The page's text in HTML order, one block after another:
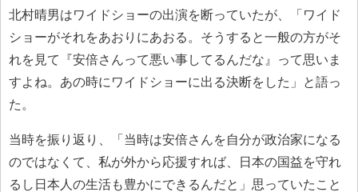
北村晴男はワイドショーの出演を断っていたが、「ワイド
ショーがそれをあおりにあおる。そうすると一般の方がそ
れを見て『安倍さんって悪い事してるんだな』って思いま
すよね。あの時にワイドショーに出る決断をした」と語っ
た。
当時を振り返り、「当時は安倍さんを自分が政治家になる
のではなくて、私が外から応援すれば、日本の国益を守れ
るし日本人の生活も豊かにできるんだと」思っていたこと